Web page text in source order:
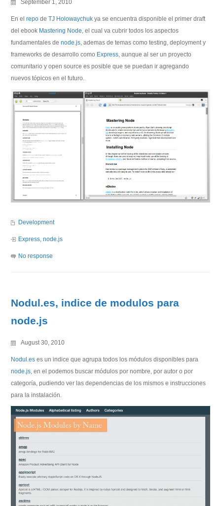
September 1, 2010
En elrepo deTJ Holowaychuk ya se encuentra disponible el primer draft
del ebook Mastering Node, el cual va cubrir todos los aspectos
fundamentales denode.js, ademas de temas como testing, deployment y
frameworks de desarrollo como Express, aunque al ser un proyecto
comunitario y open source es posible que se puedan ir agregando
nuevos tópicos en el futuro.
Development
Express,node.js
No response
Nodul.es, indice de modulos para
node.js
August 30, 2010
Nodul.es es un indice que agrupa todos los módulos disponibles para
node.js, en el podemos buscar módulos por nombre, por autor o por
categoría, pudiendo ver las dependencias de los mismos e instrucciones
para la instalación.